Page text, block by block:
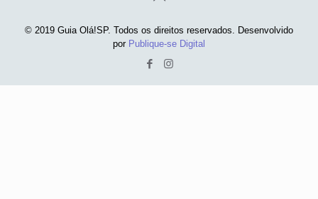
© 2019 Guia Olá!SP. Todos os direitos reservados. Desenvolvido
por Publique-se Digital